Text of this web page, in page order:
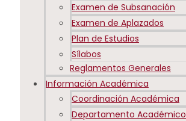
Examen de Subsanación
Examen de Aplazados
Plan de Estudios
Sílabos
Reglamentos Generales
Información Académica
Coordinación Académica
Departamento Académico